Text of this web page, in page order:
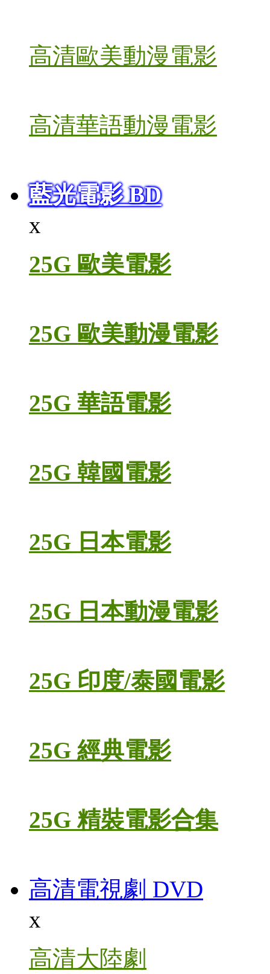
高清歐美動漫電影
高清華語動漫電影
藍光電影 BD
x
25G 歐美電影
25G 歐美動漫電影
25G 華語電影
25G 韓國電影
25G 日本電影
25G 日本動漫電影
25G 印度/泰國電影
25G 經典電影
25G 精裝電影合集
高清電視劇 DVD
x
高清大陸劇